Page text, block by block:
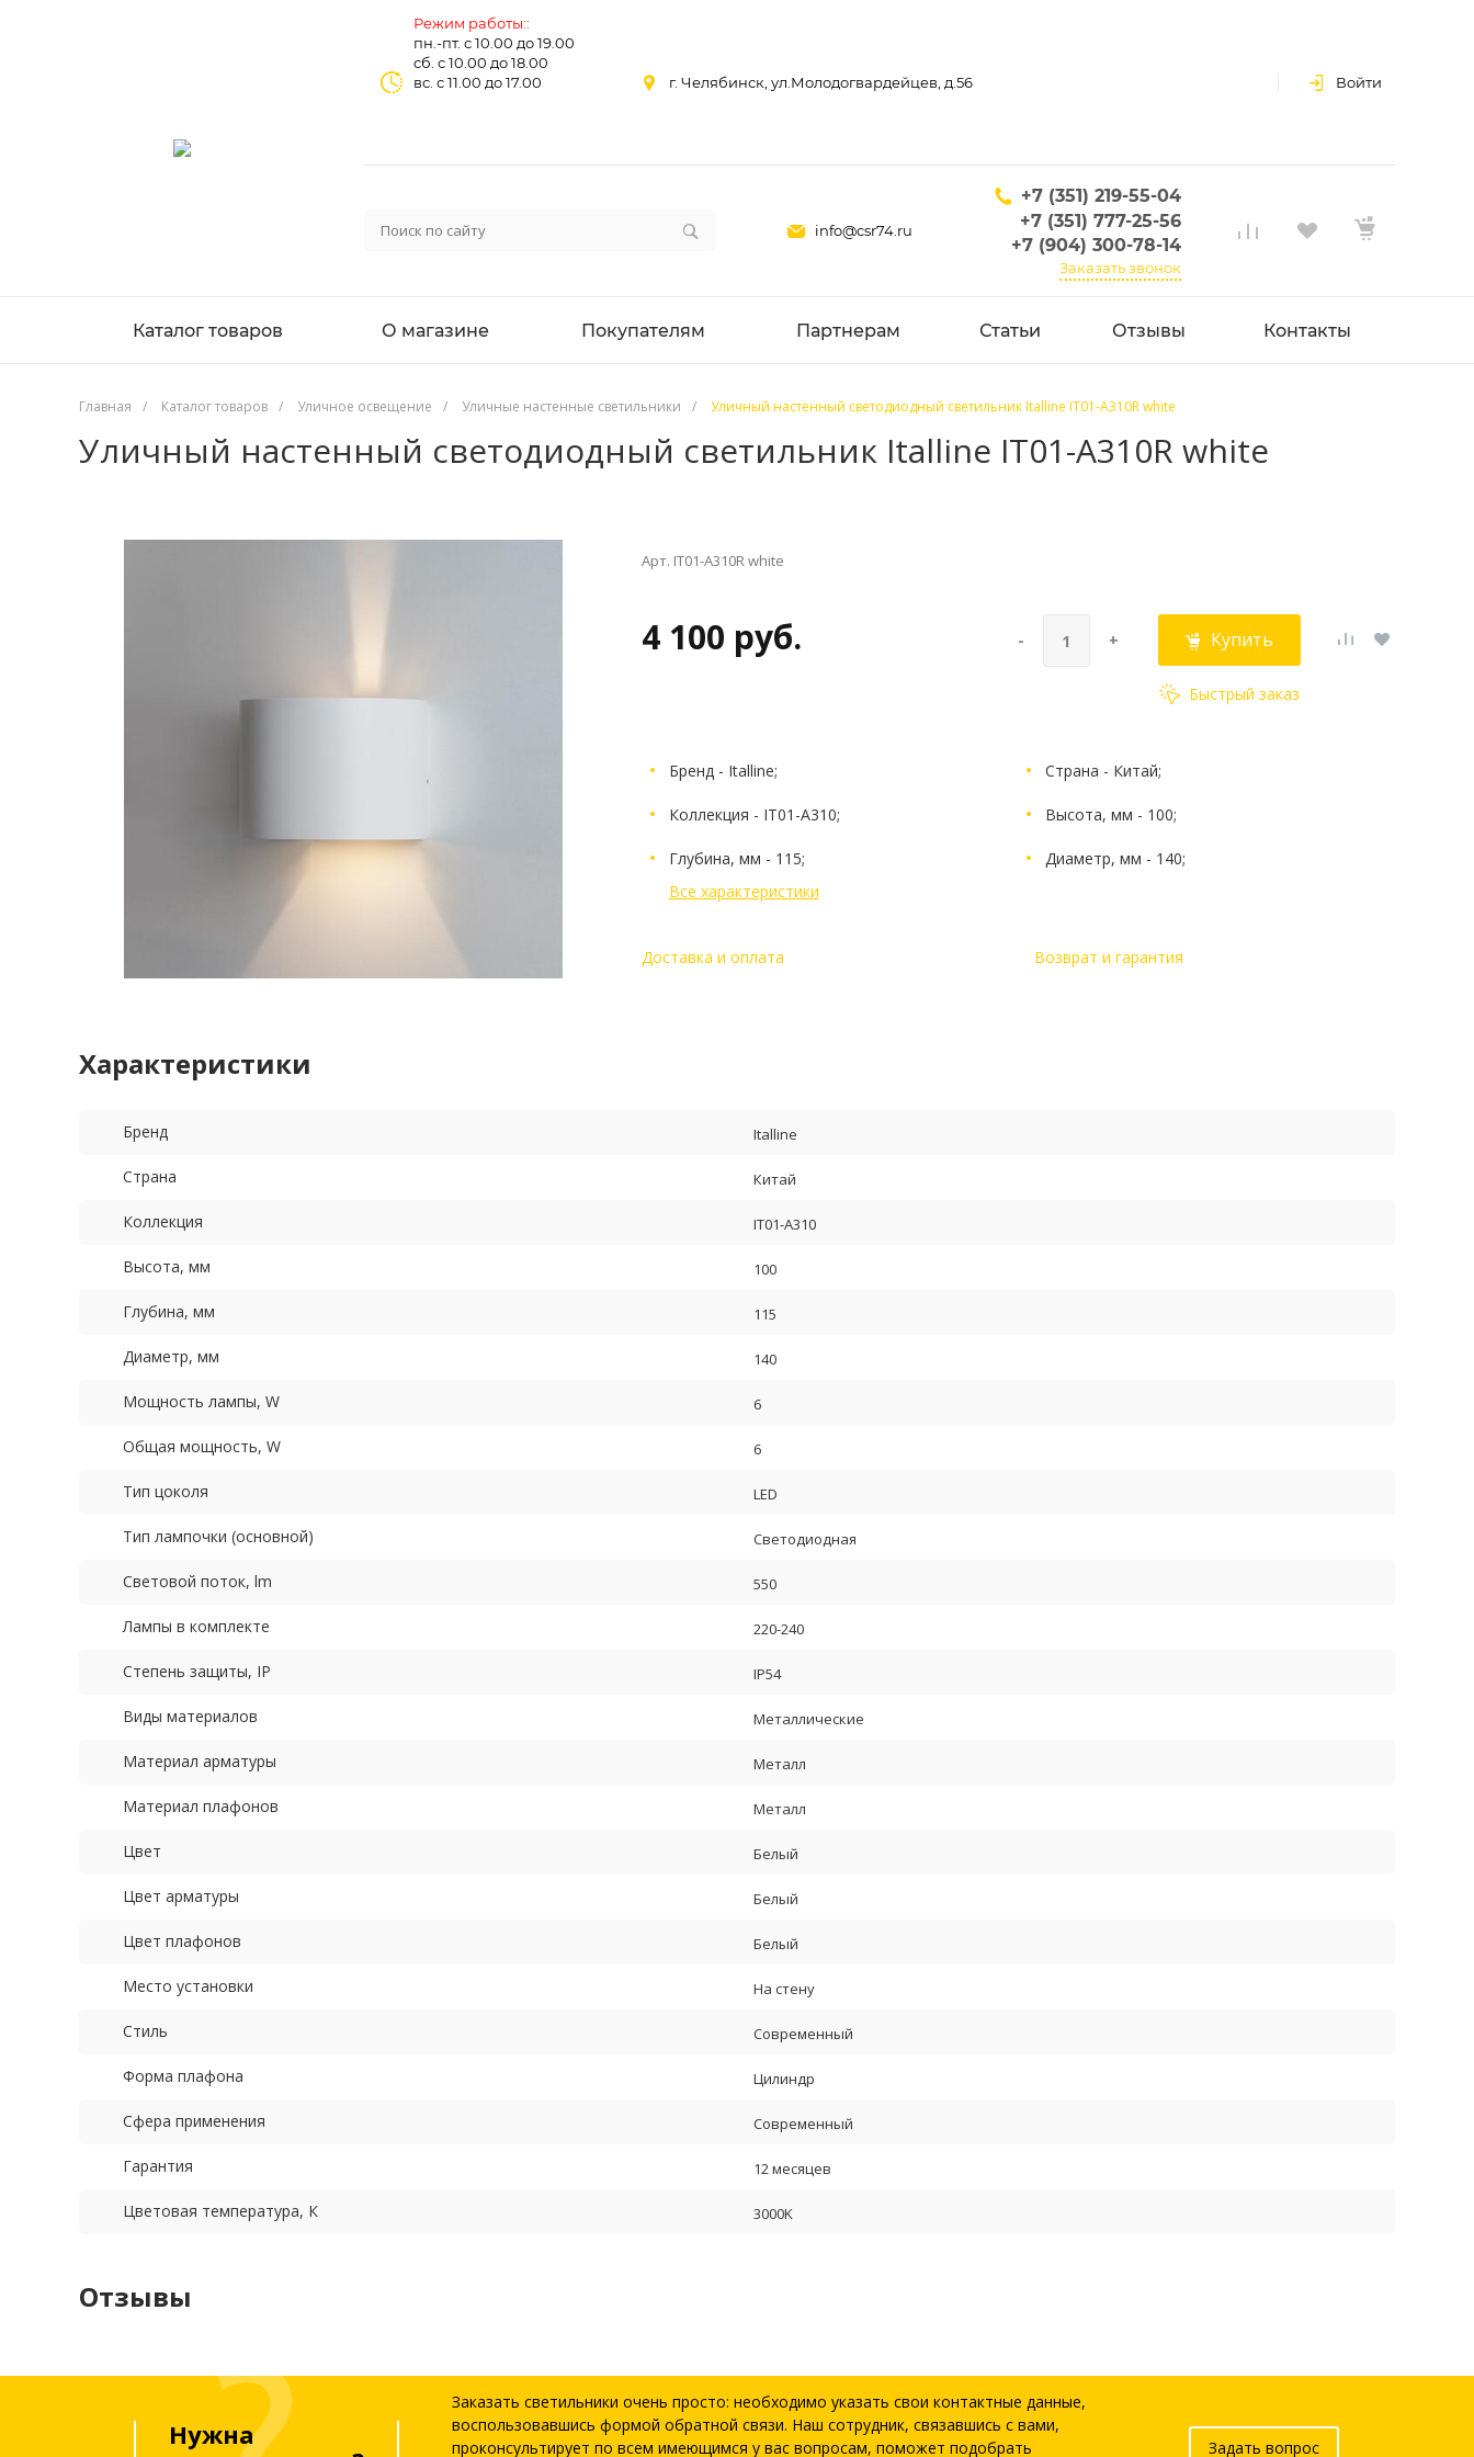
Режим работы::
пн.-пт. с 10.00 до 19.00
сб. с 10.00 до 18.00
вс. с 11.00 до 17.00
г. Челябинск, ул.Молодогвардейцев, д.56 Войти
info@csr74.ru
+7 (351) 219-55-04
+7 (351) 777-25-56
+7 (904) 300-78-14
Заказать звонок
Каталог товаров О магазине Покупателям Партнерам Статьи Отзывы Контакты
Главная / Каталог товаров / Уличное освещение / Уличные настенные светильники / Уличный настенный светодиодный светильник Italline IT01-A310R white
Уличный настенный светодиодный светильник Italline IT01-A310R white
Арт. IT01-A310R white
4 100 руб. - + Купить
Быстрый заказ
Бренд - Italline; Страна - Китай;
Коллекция - IT01-A310; Высота, мм - 100;
Глубина, мм - 115;
Диаметр, мм - 140;
Все характеристики
Доставка и оплата Возврат и гарантия
Характеристики
Бренд Italline
Страна Китай
Коллекция IT01-A310
Высота, мм 100
Глубина, мм 115
Диаметр, мм 140
Мощность лампы, W 6
Общая мощность, W 6
Тип цоколя LED
Тип лампочки (основной) Светодиодная
Световой поток, lm 550
Лампы в комплекте 220-240
Степень защиты, IP IP54
Виды материалов Металлические
Материал арматуры Металл
Материал плафонов Металл
Цвет Белый
Цвет арматуры Белый
Цвет плафонов Белый
Место установки На стену
Стиль Современный
Форма плафона Цилиндр
Сфера применения Современный
Гарантия 12 месяцев
Цветовая температура, К 3000K
Отзывы
Нужна
Заказать светильники очень просто: необходимо указать свои контактные данные,
воспользовавшись формой обратной связи. Наш сотрудник, связавшись с вами,
проконсультирует по всем имеющимся у вас вопросам, поможет подобрать
Задать вопрос